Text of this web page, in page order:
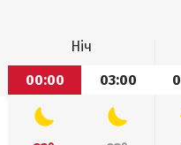
Ніч
00:00
03:00